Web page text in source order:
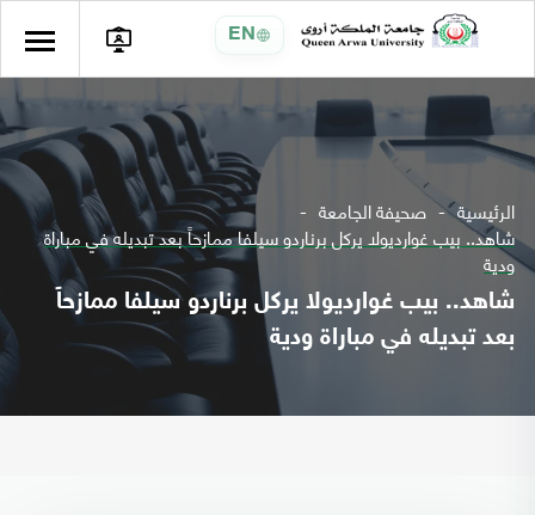
EN
الرئيسية صحيفة الجامعة
شاهد.. بيب غوارديولا يركل برناردو سيلفا ممازحاً بعد تبديله في مباراة
ودية
شاهد.. بيب غوارديولا يركل برناردو سيلفا ممازحاً
بعد تبديله في مباراة ودية